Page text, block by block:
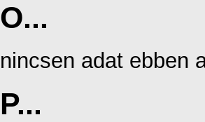
O...
nincsen adat ebben
P...